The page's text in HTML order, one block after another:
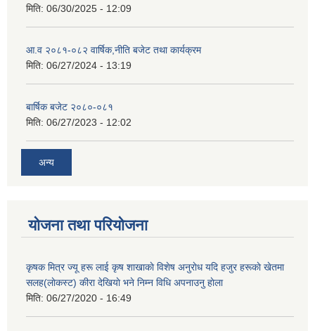
मिति: 06/30/2025 - 12:09
आ.व २०८१-०८२ वार्षिक,नीति बजेट तथा कार्यक्रम
मिति: 06/27/2024 - 13:19
बार्षिक बजेट २०८०-०८१
मिति: 06/27/2023 - 12:02
अन्य
योजना तथा परियोजना
कृषक मित्र ज्यू हरू लाई कृष शाखाकाे विशेष अनुराेध यदि हजुर हरूकाे खेतमा
सलह(लाेकस्ट) कीरा देखियाे भने निम्न विधि अपनाउनु हाेला
मिति: 06/27/2020 - 16:49